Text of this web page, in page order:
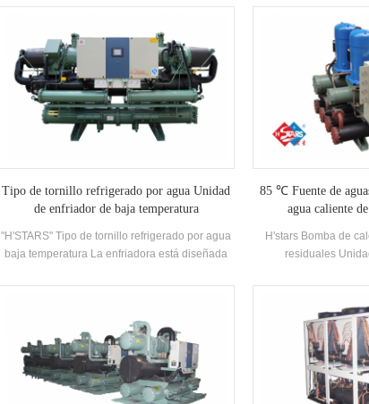
de tipo dividido, que se usa ampliamente en
hogares y pequeñas oficinas. Los
acondicionadores de aire del gabinete tienen
las ventajas de la alta potencia y el viento fuerte.
PODER. La unidad tiene 8 especificaciones
estándar y entrada de agua de enfriamiento
Temperatura. Rango 21-35 °C. Marca: Hstars
enfriamientoCapacidad Range: 25.7kw ~
centro comercial, oficina y otro aire
acondicionado Sistemas.
electrónico,
condensador de
Tipo de tornillo refrigerado por agua Unidad
de enfriador de baja temperatura
"H'STARS" Tipo de tornillo refrigerado por agua
baja temperatura La enfriadora está diseñada
enfriamiento. Requiere una gama completa de
diferentes capacidades de enfriamiento y
temperatura Requisitos. Marca: H'stars
85 ℃ Fuente de
agua caliente
H'stars Bomba de
residuales
desarrollado y
piscina de aguas
lugares de baño,
aguas residuales
energía y
Energía El
comparación con el